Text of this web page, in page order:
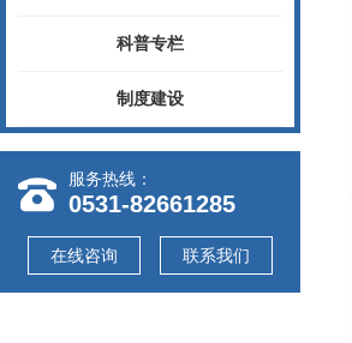
科普专栏
制度建设
服务热线：
0531-82661285
在线咨询 联系我们